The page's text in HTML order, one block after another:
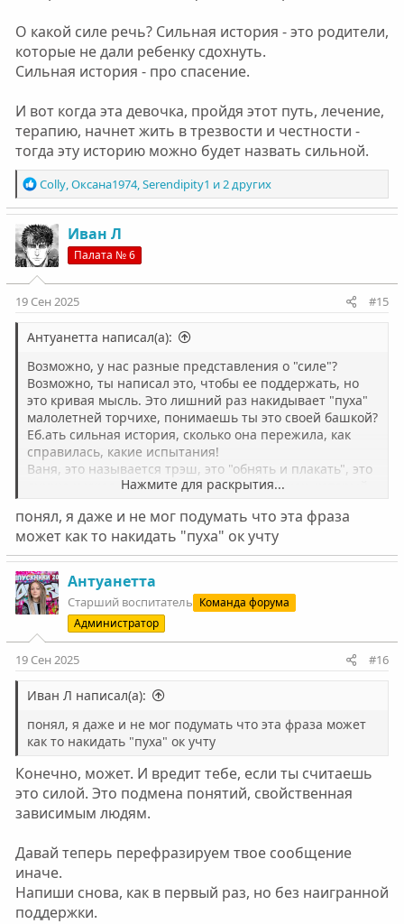
О какой силе речь? Сильная история - это родители,
которые не дали ребенку сдохнуть.
Сильная история - про спасение.
И вот когда эта девочка, пройдя этот путь, лечение,
терапию, начнет жить в трезвости и честности -
тогда эту историю можно будет назвать сильной.
Р
е
а
к
ц
и
и
:
Colly,Оксана1974,Serendipity1 и 2 других
Иван Л
Палата № 6
19 Сен 2025 #15
Антуанетта написал(а):
Возможно, у нас разные представления о "силе"?
Возможно, ты написал это, чтобы ее поддержать, но
это кривая мысль. Это лишний раз накидывает "пуха"
малолетней торчихе, понимаешь ты это своей башкой?
Еб.ать сильная история, сколько она пережила, как
справилась, какие испытания!
Ваня, это называется трэш, это "обнять и плакать", это
днище и ужас, это боль и страх! Это ребенок, который
О какой силе речь? Сильная история - это родители,
которые не дали ребенку сдохнуть.
Сильная история - про спасение.
И вот когда эта девочка, пройдя этот путь, лечение,
терапию, начнет жить в трезвости и честности - тогда
эту историю можно будет назвать сильной.
Нажмите для раскрытия...
понял, я даже и не мог подумать что эта фраза
может как то накидать "пуха" ок учту
Антуанетта
Старший воспитатель Команда форума
Администратор
19 Сен 2025 #16
Иван Л написал(а):
понял, я даже и не мог подумать что эта фраза может
как то накидать "пуха" ок учту
Конечно, может. И вредит тебе, если ты считаешь
это силой. Это подмена понятий, свойственная
зависимым людям.
Давай теперь перефразируем твое сообщение
иначе.
Напиши снова, как в первый раз, но без наигранной
поддержки.